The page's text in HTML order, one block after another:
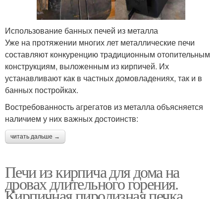
Использование банных печей из металла
Уже на протяжении многих лет металлические печи
составляют конкуренцию традиционным отопительным
конструкциям, выложенным из кирпичей. Их
устанавливают как в частных домовладениях, так и в
банных постройках.
Востребованность агрегатов из металла объясняется
наличием у них важных достоинств:
читать дальше →
Печи из кирпича для дома на
дровах длительного горения.